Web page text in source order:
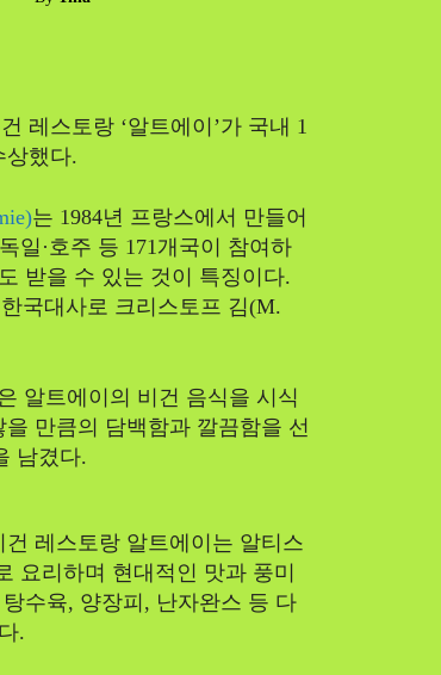
레스토랑 ‘알트에이’가 국내 1
상했다.
는 1984년 프랑스에서 만들어
일·호주 등 171개국이 참여하
받을 수 있는 것이 특징이다.
국대사로 크리스토프 김(M.
알트에이의 비건 음식을 시식
만큼의 담백함과 깔끔함을 선
남겼다.
레스토랑 알트에이는 알티스
요리하며 현대적인 맛과 풍미
수육, 양장피, 난자완스 등 다
.